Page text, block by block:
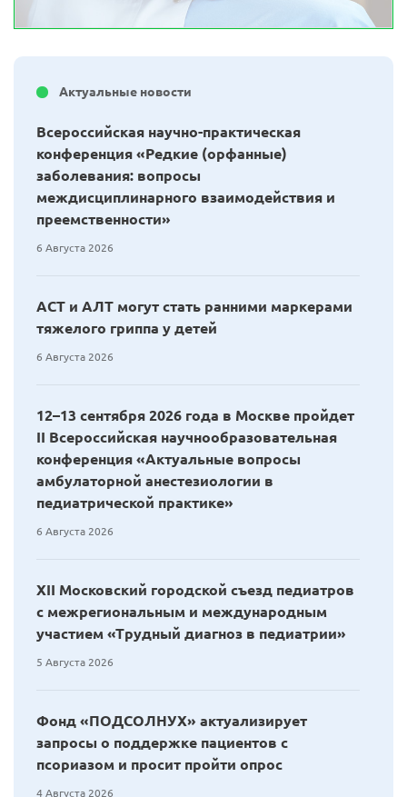
Актуальные новости
Всероссийская научно-практическая
конференция «Редкие (орфанные)
заболевания: вопросы
междисциплинарного взаимодействия и
преемственности»
6 Августа 2026
АСТ и АЛТ могут стать ранними маркерами
тяжелого гриппа у детей
6 Августа 2026
12–13 сентября 2026 года в Москве пройдет
II Всероссийская научнообразовательная
конференция «Актуальные вопросы
амбулаторной анестезиологии в
педиатрической практике»
6 Августа 2026
XII Московский городской съезд педиатров
с межрегиональным и международным
участием «Трудный диагноз в педиатрии»
5 Августа 2026
Фонд «ПОДСОЛНУХ» актуализирует
запросы о поддержке пациентов с
псориазом и просит пройти опрос
4 Августа 2026